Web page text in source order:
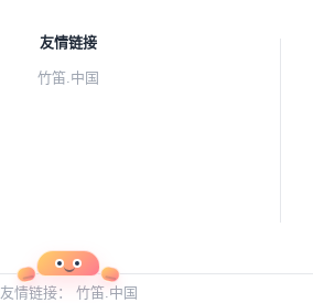
友情链接
竹笛.中国
友情链接： 竹笛.中国